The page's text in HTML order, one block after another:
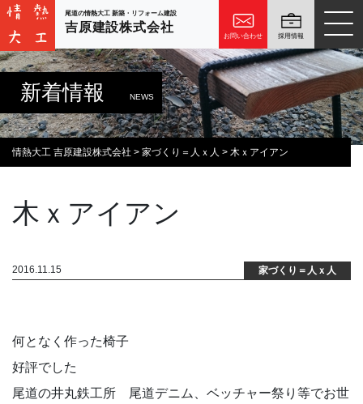
尾道の情熱大工 新築・リフォーム建設
吉原建設株式会社
お問い合わせ 採用情報
新着情報 NEWS
情熱大工 吉原建設株式会社 > 家づくり＝人ｘ人 > 木ｘアイアン
木ｘアイアン
2016.11.15 家づくり＝人ｘ人
何となく作った椅子
好評でした
尾道の井丸鉄工所 尾道デニム、ベッチャー祭り等でお世